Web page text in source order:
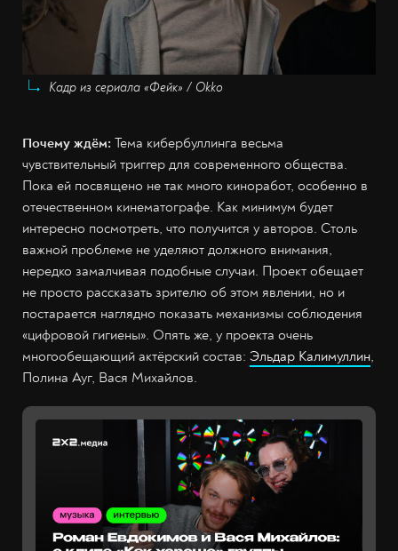
Кадр из сериала «Фейк» / Okko
Почему ждём: Тема кибербуллинга весьма
чувствительный триггер для современного общества.
Пока ей посвящено не так много киноработ, особенно в
отечественном кинематографе. Как минимум будет
интересно посмотреть, что получится у авторов. Столь
важной проблеме не уделяют должного внимания,
нередко замалчивая подобные случаи. Проект обещает
не просто рассказать зрителю об этом явлении, но и
постарается наглядно показать механизмы соблюдения
«цифровой гигиены». Опять же, у проекта очень
многообещающий актёрский состав: Эльдар Калимуллин,
Полина Ауг, Вася Михайлов.